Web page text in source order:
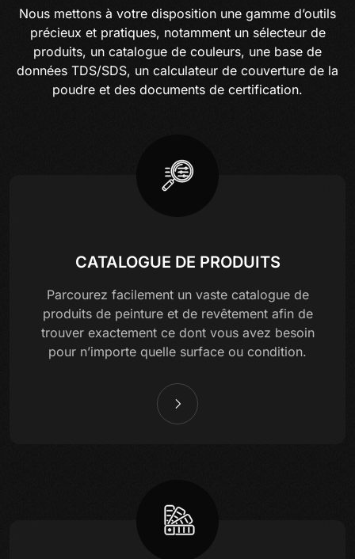
Nous mettons à votre disposition une gamme d’outils
précieux et pratiques, notamment un sélecteur de
produits, un catalogue de couleurs, une base de
données TDS/SDS, un calculateur de couverture de la
poudre et des documents de certification.
CATALOGUE DE PRODUITS
Parcourez facilement un vaste catalogue de
produits de peinture et de revêtement afin de
trouver exactement ce dont vous avez besoin
pour n’importe quelle surface ou condition.